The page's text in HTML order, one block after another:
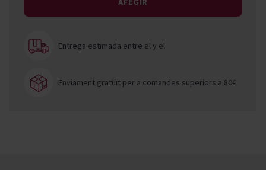
Entrega estimada entre ely el
Enviament gratuït per a comandes superiors a 80€